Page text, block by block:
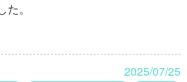
。
2025/07/25